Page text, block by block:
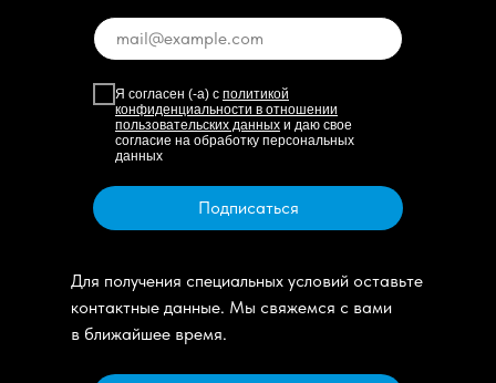
Я согласен (-а) с политикой
конфиденциальности в отношении
пользовательских данных и даю свое
согласие на обработку персональных
данных
Подписаться
Для получения специальных условий оставьте
контактные данные. Мы свяжемся с вами
в ближайшее время.